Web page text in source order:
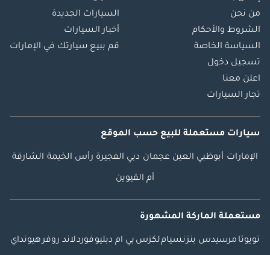
من نحن
الشروط والأحكام
السياسة الخاصة
تسجيل دخول
اعلن معنا
تجار السيارات
السيارات الجديدة
أخبار السيارات
قم ببيع سيارتك في الإمارات
سيارات مستعملة للبيع حسب الموقع
الإمارات أبوظبي العين عجمان دبي الفجيرة رأس الخيمة الشارقة
أم القيوين
مستعملة الماركة المشهورة
تويوتا مرسيدس بنزنسياملكزس بي ام دبليوفوردلاند روفرهيونداي